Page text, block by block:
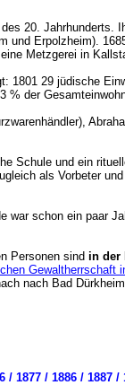
20. Jahrhunderts.
und Erpolzheim).
Metzgerei in
1801 29 jüdische
der
Schule und ein
als Vorbeter
schon ein paar
Personen sind in der
Gewaltherrschaft
nach Bad
/ 1886 / 1887